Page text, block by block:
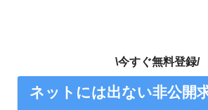
\今すぐ無料登録/
ネットには出ない非公開